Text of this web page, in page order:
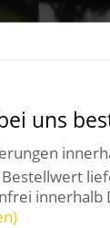
uns
innerhalb